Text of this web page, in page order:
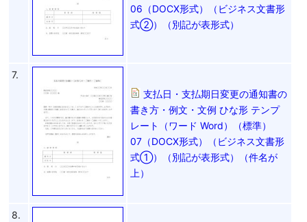
06（DOCX形式）（ビジネス文書形
式②）（別記が表形式）
7.
支払日・支払期日変更の通知書の
書き方・例文・文例 ひな形 テンプ
レート（ワード Word）（標準）
07（DOCX形式）（ビジネス文書形
式①）（別記が表形式）（件名が
上）
8.